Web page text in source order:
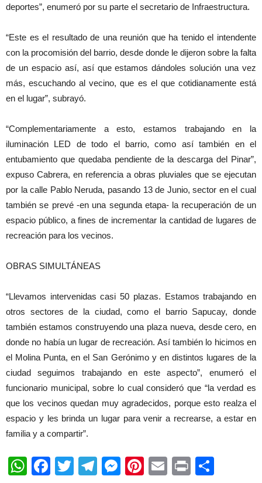
deportes”, enumeró por su parte el secretario de Infraestructura.
“Este es el resultado de una reunión que ha tenido el intendente
con la procomisión del barrio, desde donde le dijeron sobre la falta
de un espacio así, así que estamos dándoles solución una vez
más, escuchando al vecino, que es el que cotidianamente está
en el lugar”, subrayó.
“Complementariamente a esto, estamos trabajando en la
iluminación LED de todo el barrio, como así también en el
entubamiento que quedaba pendiente de la descarga del Pinar”,
expuso Cabrera, en referencia a obras pluviales que se ejecutan
por la calle Pablo Neruda, pasando 13 de Junio, sector en el cual
también se prevé -en una segunda etapa- la recuperación de un
espacio público, a fines de incrementar la cantidad de lugares de
recreación para los vecinos.
OBRAS SIMULTÁNEAS
“Llevamos intervenidas casi 50 plazas. Estamos trabajando en
otros sectores de la ciudad, como el barrio Sapucay, donde
también estamos construyendo una plaza nueva, desde cero, en
donde no había un lugar de recreación. Así también lo hicimos en
el Molina Punta, en el San Gerónimo y en distintos lugares de la
ciudad seguimos trabajando en este aspecto”, enumeró el
funcionario municipal, sobre lo cual consideró que “la verdad es
que los vecinos quedan muy agradecidos, porque esto realza el
espacio y les brinda un lugar para venir a recrearse, a estar en
familia y a compartir”.
WhatsApp
Facebook
TwitterTelegram
Messenger
Pinterest
EmailPrint